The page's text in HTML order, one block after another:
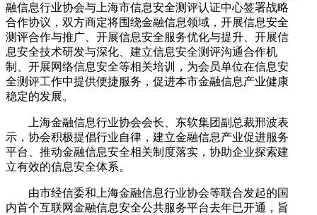
融信息行业协会与上海市信息安全测评认证中心签署战略
合作协议，双方商定将围绕金融信息领域，开展信息安全
测评合作与推广、开展信息安全服务优化与提升、开展信
息安全技术研发与深化、建立信息安全测评沟通合作机
制、开展网络信息安全等相关培训，为会员单位在信息安
全测评工作中提供便捷服务，促进本市金融信息产业健康
稳定的发展。
上海金融信息行业协会会长、东软集团副总裁邢波表
示，协会积极提倡行业自律，建立金融信息产业促进服务
平台、推动金融信息安全相关制度落实，协助企业探索建
立有效的信息安全体系。
由市经信委和上海金融信息行业协会等联合发起的国
内首个互联网金融信息安全公共服务平台去年已开通，旨